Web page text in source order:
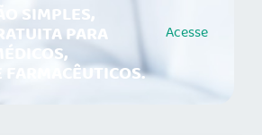
SIMPLES,
PARA
FARMACÊUTICOS.
Acesse